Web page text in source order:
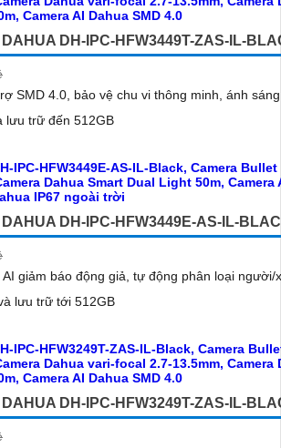
DH-IPC-HFW3449T-ZAS-IL-
SMD 4.0, bảo vệ chu vi thông minh, ánh
lưu trữ đến 512GB
DH-IPC-HFW3449E-AS-IL-
giảm báo động giả, tự động phân loại người/
lưu trữ tới 512GB
DH-IPC-HFW3249T-ZAS-IL-